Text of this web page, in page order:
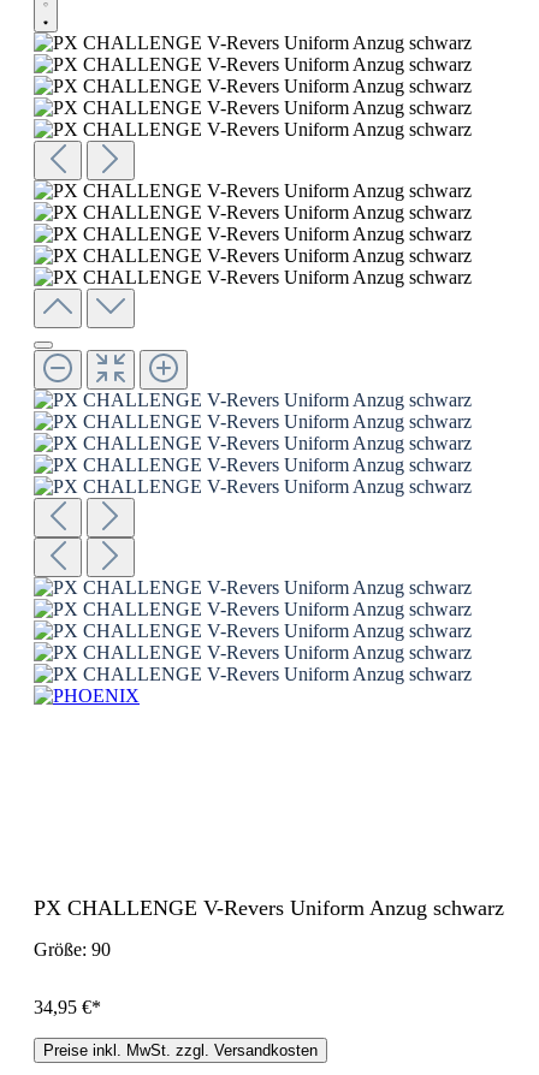
PX CHALLENGE V-Revers Uniform Anzug schwarz
Größe: 90
34,95 €*
Preise inkl. MwSt. zzgl. Versandkosten